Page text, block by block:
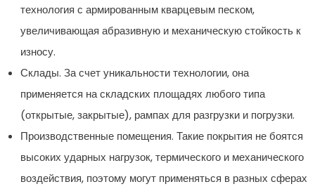
технология с армированным кварцевым песком,
увеличивающая абразивную и механическую стойкость к
износу.
Склады. За счет уникальности технологии, она
применяется на складских площадях любого типа
(открытые, закрытые), рампах для разгрузки и погрузки.
Производственные помещения. Такие покрытия не боятся
высоких ударных нагрузок, термического и механического
воздействия, поэтому могут применяться в разных сферах